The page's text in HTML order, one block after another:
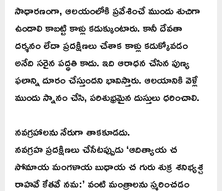
సాధారణంగా, ఆలయంలోకి ప్రవేశించే ముందు శుచిగా
ఉండాలి కాబట్టి కాళ్లు కడుక్కుంటారు. కానీ దేవతా
దర్శనం లేదా ప్రదక్షిణలు చేశాక కాళ్లు కడుక్కోవడం
అనేది సరైన పద్ధతి కాదు. ఇది ఆరాధన చేసిన పుణ్య
ఫలాన్ని దూరం చేస్తుందని భావిస్తారు. ఆలయానికి వెళ్లే
ముందు స్నానం చేసి, పరిశుభ్రమైన దుస్తులు ధరించాలి.
నవగ్రహాలను నేరుగా తాకకూడదు.
నవగ్రహ ప్రదక్షిణలు చేసేటప్పుడు ‘ఆదిత్యాయ చ
సోమాయ మంగళాయ బుధాయ చ గురు శుక్ర శనిభ్యశ్చ
రాహవే కేతవే నమ:’ వంటి మంత్రాలను స్మరించడం